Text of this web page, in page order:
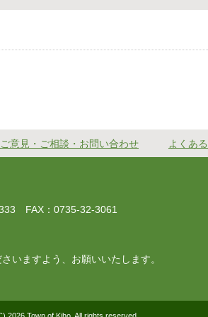
ご意見・ご相談・お問い合わせ よくあ
FAX：0735-32-3061
いますよう、お願いいたします。